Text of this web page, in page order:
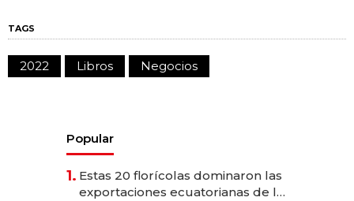
TAGS
2022 Libros Negocios
Popular
1. Estas 20 florícolas dominaron las
exportaciones ecuatorianas de la